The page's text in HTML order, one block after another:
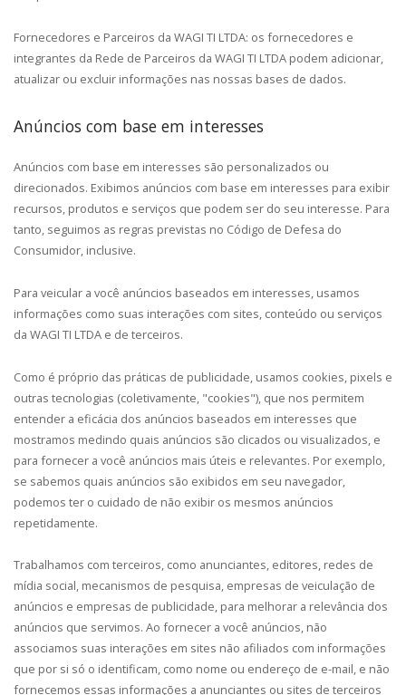
Fornecedores e Parceiros da WAGI TI LTDA: os fornecedores e
integrantes da Rede de Parceiros da WAGI TI LTDA podem adicionar,
atualizar ou excluir informações nas nossas bases de dados.
Anúncios com base em interesses
Anúncios com base em interesses são personalizados ou
direcionados. Exibimos anúncios com base em interesses para exibir
recursos, produtos e serviços que podem ser do seu interesse. Para
tanto, seguimos as regras previstas no Código de Defesa do
Consumidor, inclusive.
Para veicular a você anúncios baseados em interesses, usamos
informações como suas interações com sites, conteúdo ou serviços
da WAGI TI LTDA e de terceiros.
Como é próprio das práticas de publicidade, usamos cookies, pixels e
outras tecnologias (coletivamente, "cookies"), que nos permitem
entender a eficácia dos anúncios baseados em interesses que
mostramos medindo quais anúncios são clicados ou visualizados, e
para fornecer a você anúncios mais úteis e relevantes. Por exemplo,
se sabemos quais anúncios são exibidos em seu navegador,
podemos ter o cuidado de não exibir os mesmos anúncios
repetidamente.
Trabalhamos com terceiros, como anunciantes, editores, redes de
mídia social, mecanismos de pesquisa, empresas de veiculação de
anúncios e empresas de publicidade, para melhorar a relevância dos
anúncios que servimos. Ao fornecer a você anúncios, não
associamos suas interações em sites não afiliados com informações
que por si só o identificam, como nome ou endereço de e-mail, e não
fornecemos essas informações a anunciantes ou sites de terceiros